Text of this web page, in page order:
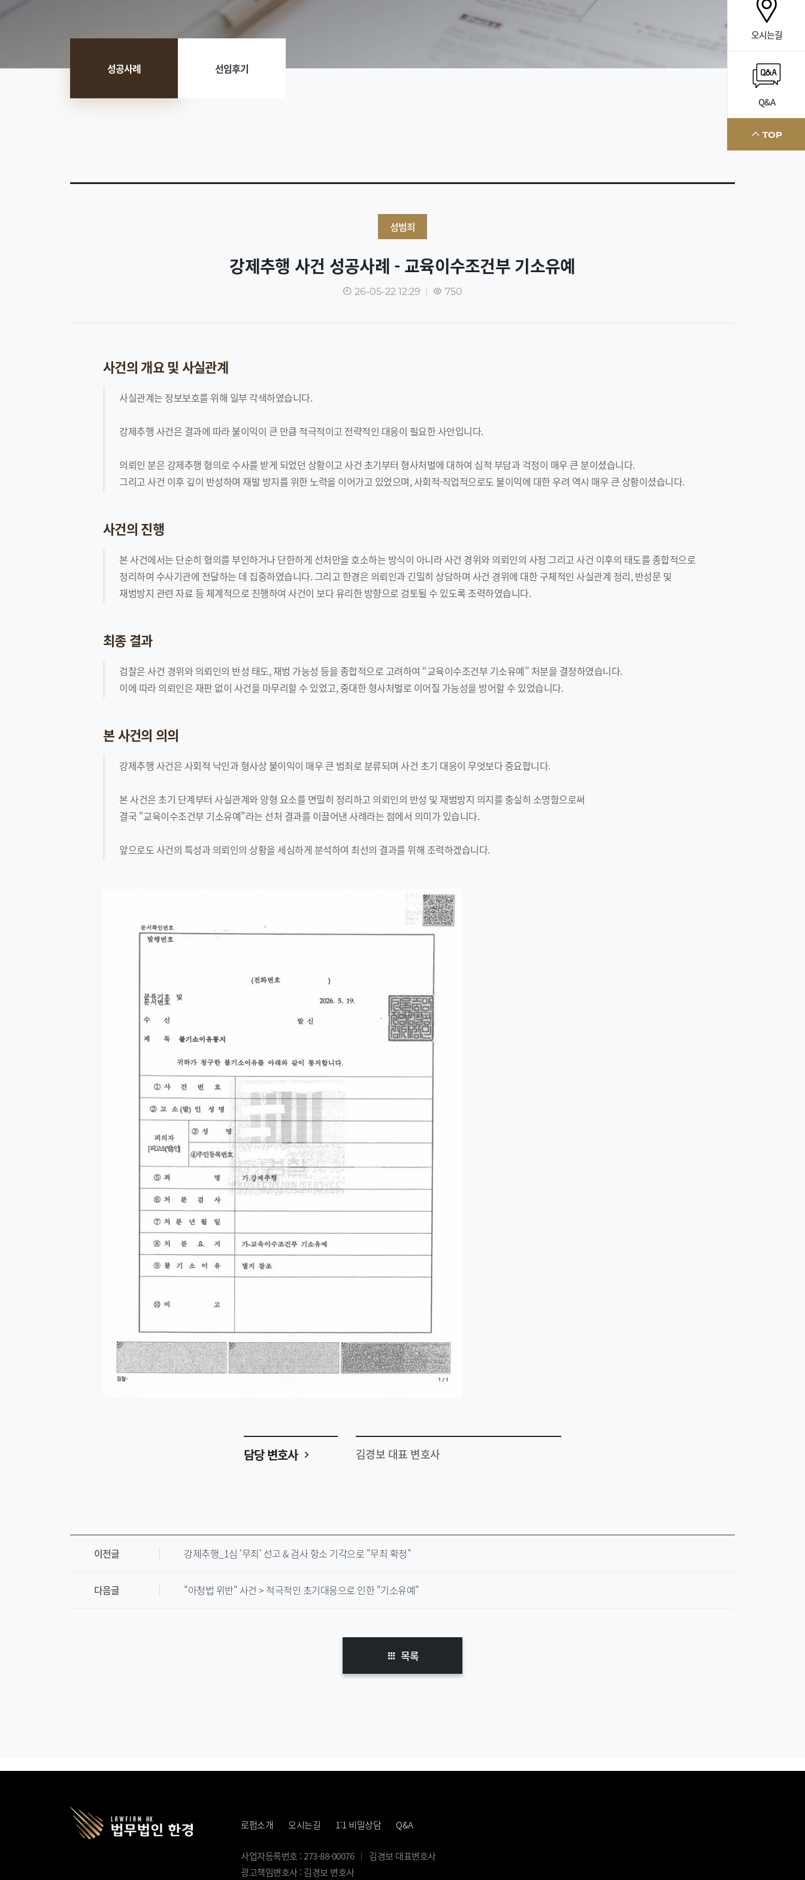
성공사례 선임후기
성범죄
강제추행 사건 성공사례 - 교육이수조건부 기소유예
26-05-22 12:29 750
사건의 개요 및 사실관계
사실관계는 정보보호를 위해 일부 각색하였습니다.
강제추행 사건은 결과에 따라 불이익이 큰 만큼 적극적이고 전략적인 대응이 필요한 사안입니다.
의뢰인 분은 강제추행 혐의로 수사를 받게 되었던 상황이고 사건 초기부터 형사처벌에 대하여 심적 부담과 걱정이 매우 큰 분이셨습니다.
그리고 사건 이후 깊이 반성하며 재발 방지를 위한 노력을 이어가고 있었으며, 사회적·직업적으로도 불이익에 대한 우려 역시 매우 큰 상황이셨습니다.
사건의 진행
본 사건에서는 단순히 혐의를 부인하거나 단한하게 선처만을 호소하는 방식이 아니라 사건 경위와 의뢰인의 사정 그리고 사건 이후의 태도를 종합적으로
정리하여 수사기관에 전달하는 데 집중하였습니다. 그리고 한경은 의뢰인과 긴밀히 상담하며 사건 경위에 대한 구체적인 사실관계 정리, 반성문 및
재범방지 관련 자료 등 체계적으로 진행하여 사건이 보다 유리한 방향으로 검토될 수 있도록 조력하였습니다.
최종 결과
검찰은 사건 경위와 의뢰인의 반성 태도, 재범 가능성 등을 종합적으로 고려하여 “교육이수조건부 기소유예” 처분을 결정하였습니다.
이에 따라 의뢰인은 재판 없이 사건을 마무리할 수 있었고, 중대한 형사처벌로 이어질 가능성을 방어할 수 있었습니다.
본 사건의 의의
강제추행 사건은 사회적 낙인과 형사상 불이익이 매우 큰 범죄로 분류되며 사건 초기 대응이 무엇보다 중요합니다.
본 사건은 초기 단계부터 사실관계와 양형 요소를 면밀히 정리하고 의뢰인의 반성 및 재범방지 의지를 충실히 소명함으로써
결국 "교육이수조건부 기소유예"라는 선처 결과를 이끌어낸 사례라는 점에서 의미가 있습니다.
앞으로도 사건의 특성과 의뢰인의 상황을 세심하게 분석하여 최선의 결과를 위해 조력하겠습니다.
담당 변호사 김경보 대표 변호사
이전글 강제추행_1심 '무죄' 선고 & 검사 항소 기각으로 "무죄 확정"
다음글 "아청법 위반" 사건 > 적극적인 초기대응으로 인한 "기소유예"
목록
오시는길
Q&A
TOP
로펌소개 오시는길 1:1 비밀상담 Q&A
사업자등록번호 : 273-88-00076
김경보 대표변호사
광고책임변호사 : 김경보 변호사